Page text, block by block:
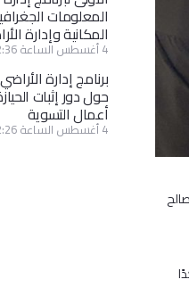
المعلومات
المكانية وإدارة
4 أغسطس الساعة 2:36 pm
برنامج إدارة
حول دور إثبات
أعمال التسوية
4 أغسطس الساعة 2:26 pm